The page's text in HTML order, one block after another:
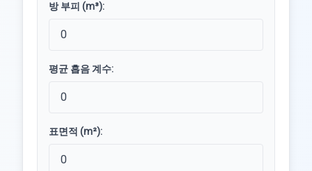
방 부피 (m³):
평균 흡음 계수:
표면적 (m²):